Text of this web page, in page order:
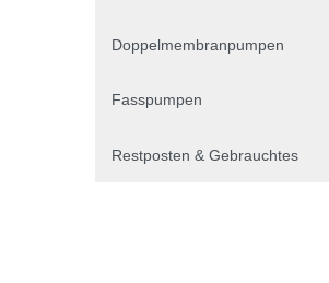
Doppelmembranpumpen
Fasspumpen
Restposten & Gebrauchtes